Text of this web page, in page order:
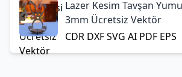
Lazer Kesim Tavşan
3mm Ücretsiz Vektör
CDR DXFSVG AI PDF EPS